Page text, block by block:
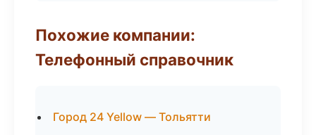
Похожие компании:
Телефонный справочник
Город 24 Yellow — Тольятти